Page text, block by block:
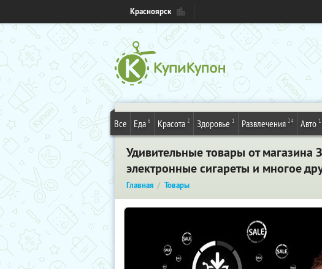
Красноярск
Все Еда 6 Красота 2 Здоровье 1 Развлечения 24 Авто 1
Удивительные товары от магазина
электронные сигареты и многое
Главная Товары